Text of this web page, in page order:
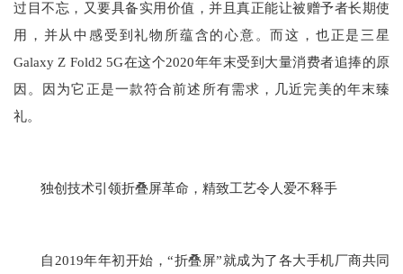
过目不忘，又要具备实用价值，并且真正能让被赠予者长期使
用，并从中感受到礼物所蕴含的心意。而这，也正是三星
Galaxy Z Fold2 5G在这个2020年年末受到大量消费者追捧的原
因。因为它正是一款符合前述所有需求，几近完美的年末臻
礼。
独创技术引领折叠屏革命，精致工艺令人爱不释手
自2019年年初开始，“折叠屏”就成为了各大手机厂商共同